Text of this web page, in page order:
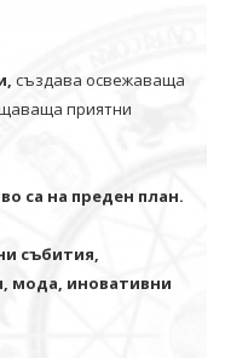
създава освежаваща
приятни
са на преден план.
събития,
мода, иновативни